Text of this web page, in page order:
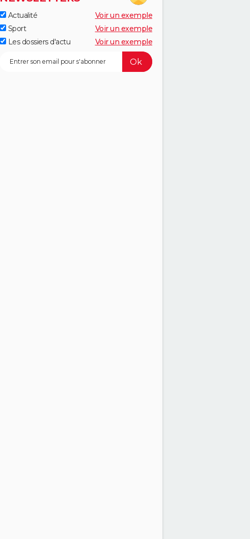
Actualité
Voir un exemple
Sport
Voir un exemple
Les dossiers d'actu
Voir un exemple